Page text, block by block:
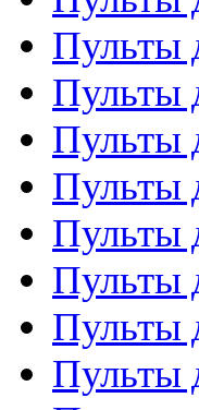
Пульты
Пульты
Пульты
Пульты
Пульты
Пульты
Пульты
Пульты